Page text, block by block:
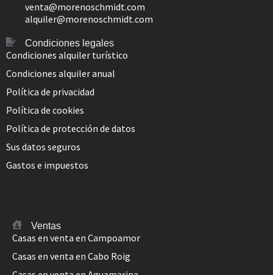
venta@morenoschmidt.com
alquiler@morenoschmidt.com
Condiciones legales
Condiciones alquiler turístico
Condiciones alquiler anual
Política de privacidad
Política de cookies
Política de protección de datos
Sus datos seguros
Gastos e impuestos
Ventas
Casas en venta en Campoamor
Casas en venta en Cabo Roig